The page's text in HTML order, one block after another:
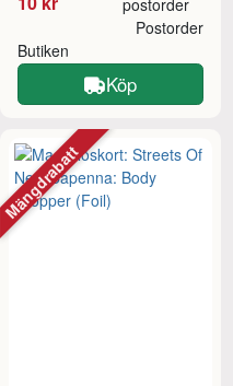
Butiken
Postorder
Köp
Mängdrabatt